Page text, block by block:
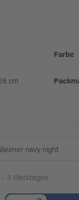
Farbe
cm
navy night
- 3 Werktagen